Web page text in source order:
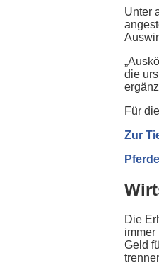
Unter
die
Für
Zur
Die
immer
Geld